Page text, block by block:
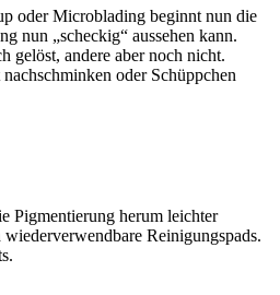
oder Microblading beginnt nun die
nun „scheckig“ aussehen kann.
gelöst, andere aber noch nicht.
oder Schüppchen
Pigmentierung herum leichter
Reinigungspads.